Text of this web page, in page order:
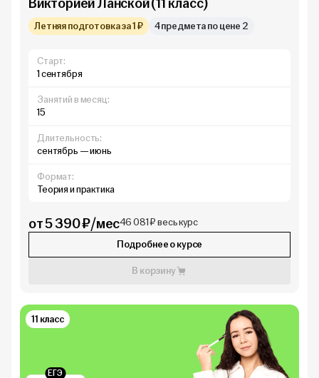
Викторией Ланской (11 класс)
Летняя подготовка за 1 ₽ 4 предмета по цене 2
Старт:
1 сентября
Занятий в месяц:
15
Длительность:
сентябрь — июнь
Формат:
Теория и практика
от 5 390 ₽/мес46 081 ₽ весь курс
Подробнее о курсе
В корзину
ЕГЭ
11 класс